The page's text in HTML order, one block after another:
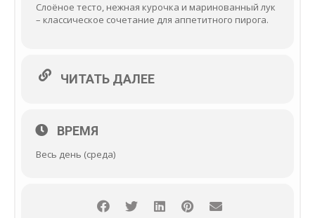
Слоёное тесто, нежная курочка и маринованный лук
– классическое сочетание для аппетитного пирога.
ЧИТАТЬ ДАЛЕЕ
ВРЕМЯ
Весь день (среда)